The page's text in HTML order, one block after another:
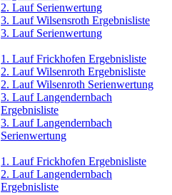
2. Lauf Serienwertung
3. Lauf Wilsensroth Ergebnisliste
3. Lauf Serienwertung
1. Lauf Frickhofen Ergebnisliste
2. Lauf Wilsenroth Ergebnisliste
2. Lauf Wilsenroth Serienwertung
3. Lauf Langendernbach
Ergebnisliste
3. Lauf Langendernbach
Serienwertung
1. Lauf Frickhofen Ergebnisliste
2. Lauf Langendernbach
Ergebnisliste